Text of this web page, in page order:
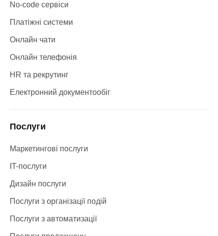
No-code сервіси
Платіжні системи
Онлайн чати
Онлайн телефонія
HR та рекрутинг
Електронний документообіг
Послуги
Маркетингові послуги
IT-послуги
Дизайн послуги
Послуги з організації подій
Послуги з автоматизації